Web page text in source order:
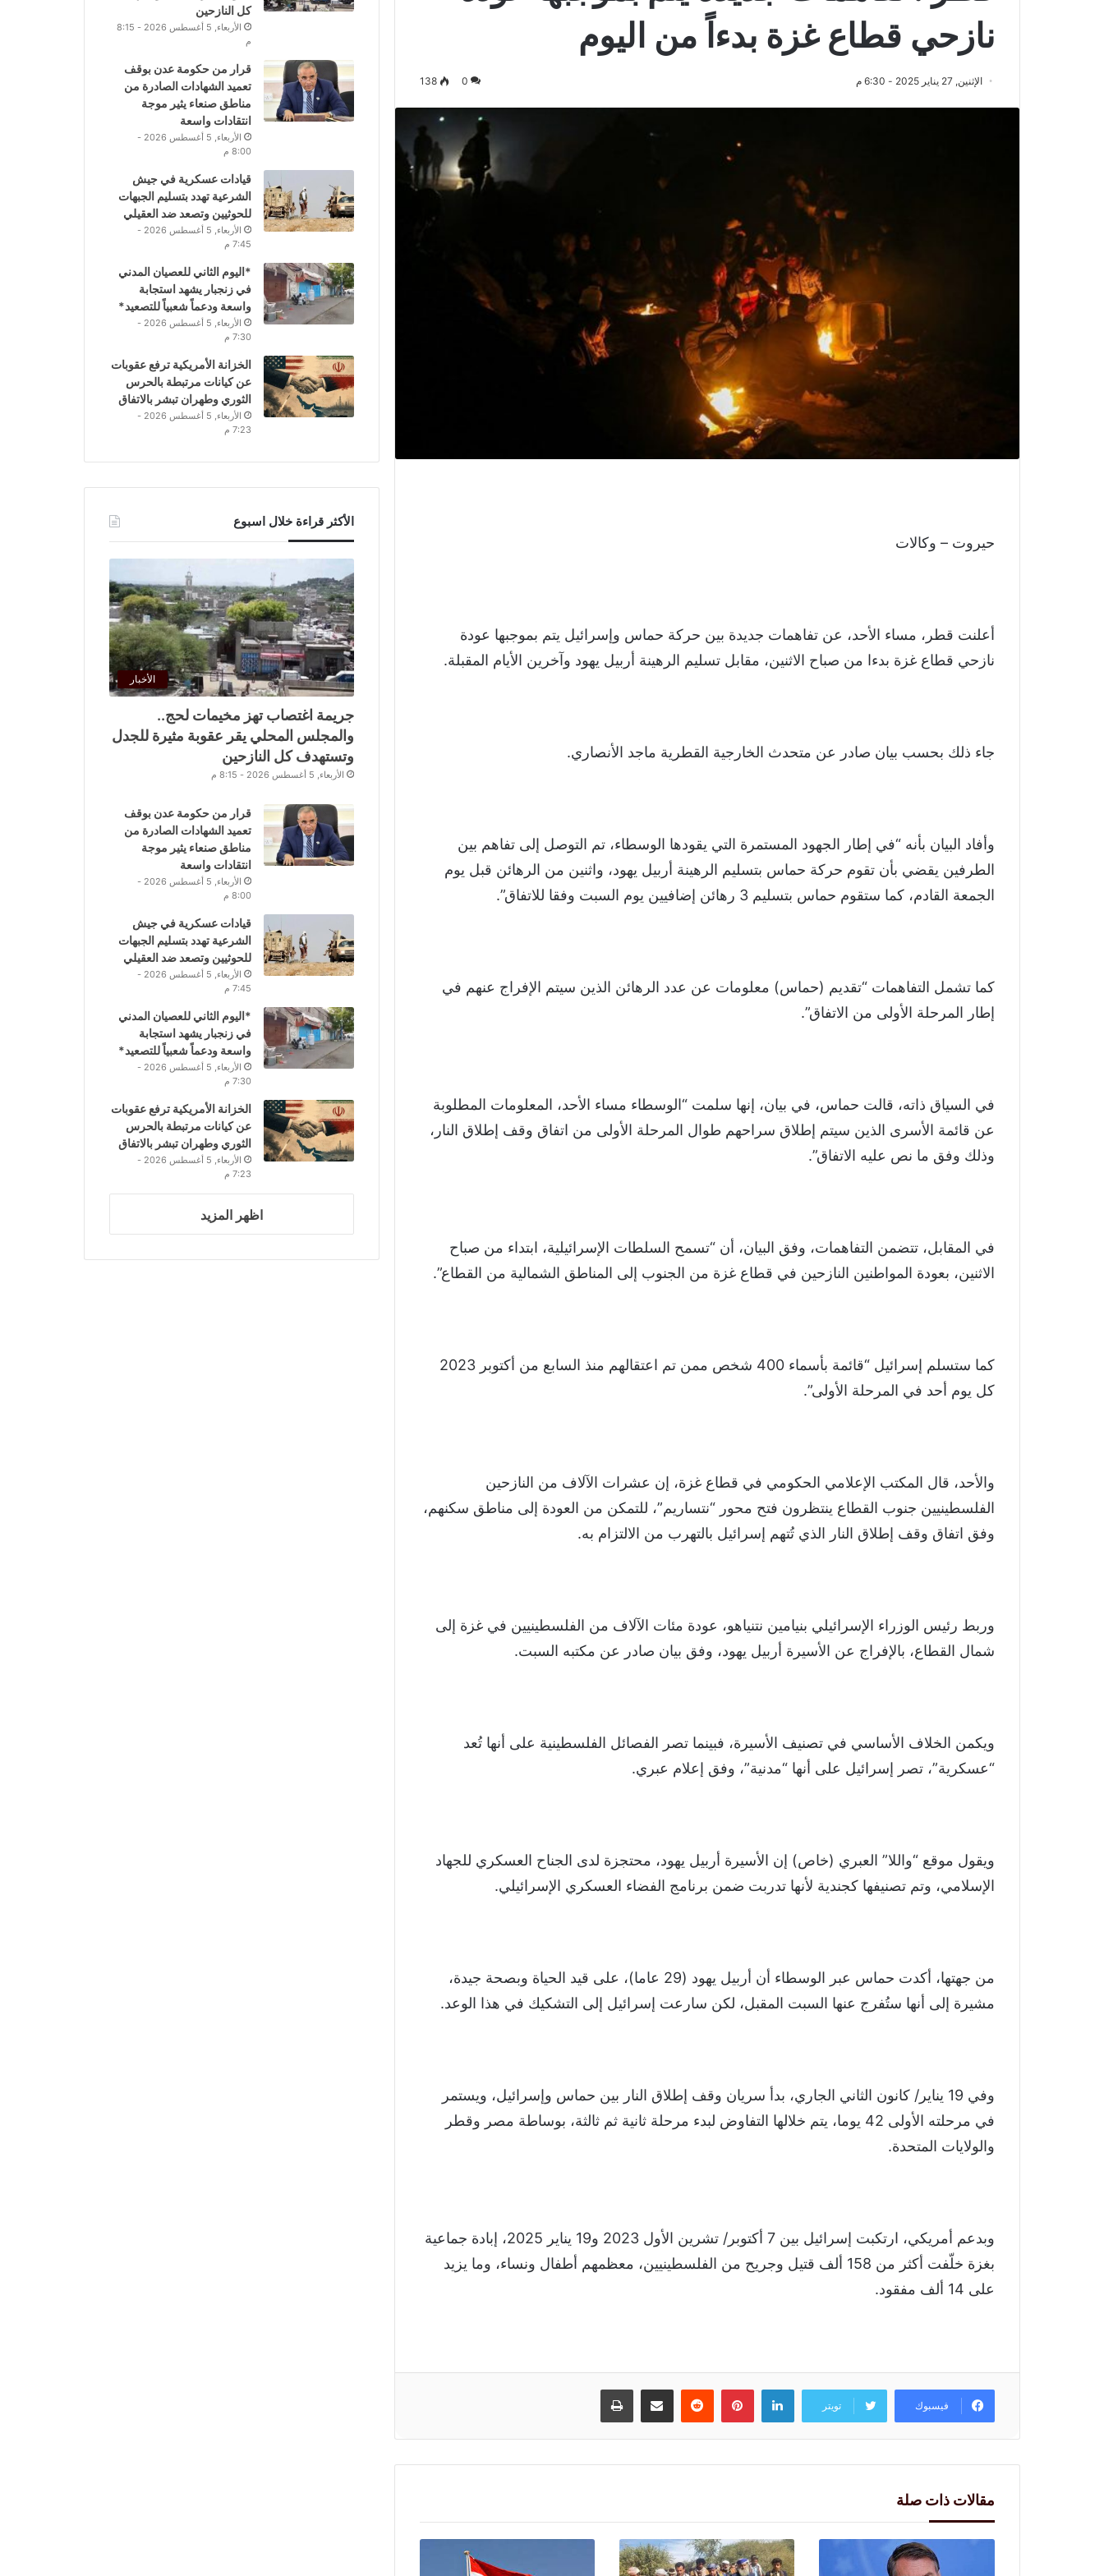
نازحي قطاع غزة بدءاً من اليوم
الإثنين, 27 يناير 2025 - 6:30 م 0
138
حيروت – وكالات
أعلنت قطر، مساء الأحد، عن تفاهمات جديدة بين حركة حماس وإسرائيل يتم بموجبها عودة
نازحي قطاع غزة بدءا من صباح الاثنين، مقابل تسليم الرهينة أربيل يهود وآخرين الأيام المقبلة.
جاء ذلك بحسب بيان صادر عن متحدث الخارجية القطرية ماجد الأنصاري.
وأفاد البيان بأنه “في إطار الجهود المستمرة التي يقودها الوسطاء، تم التوصل إلى تفاهم بين
الطرفين يقضي بأن تقوم حركة حماس بتسليم الرهينة أربيل يهود، واثنين من الرهائن قبل يوم
الجمعة القادم، كما ستقوم حماس بتسليم 3 رهائن إضافيين يوم السبت وفقا للاتفاق”.
كما تشمل التفاهمات “تقديم (حماس) معلومات عن عدد الرهائن الذين سيتم الإفراج عنهم في
إطار المرحلة الأولى من الاتفاق”.
في السياق ذاته، قالت حماس، في بيان، إنها سلمت “الوسطاء مساء الأحد، المعلومات المطلوبة
عن قائمة الأسرى الذين سيتم إطلاق سراحهم طوال المرحلة الأولى من اتفاق وقف إطلاق النار،
وذلك وفق ما نص عليه الاتفاق”.
‏في المقابل، تتضمن التفاهمات، وفق البيان، أن “تسمح السلطات الإسرائيلية، ابتداء من صباح
الاثنين، بعودة المواطنين النازحين في قطاع غزة من الجنوب إلى المناطق الشمالية من القطاع”.
كما ستسلم إسرائيل “قائمة بأسماء 400 شخص ممن تم اعتقالهم منذ السابع من أكتوبر 2023
كل يوم أحد في المرحلة الأولى”.
والأحد، قال المكتب الإعلامي الحكومي في قطاع غزة، إن عشرات الآلاف من النازحين
الفلسطينيين جنوب القطاع ينتظرون فتح محور “نتساريم”، للتمكن من العودة إلى مناطق سكنهم،
وفق اتفاق وقف إطلاق النار الذي تُتهم إسرائيل بالتهرب من الالتزام به.
وربط رئيس الوزراء الإسرائيلي بنيامين نتنياهو، عودة مئات الآلاف من الفلسطينيين في غزة إلى
شمال القطاع، بالإفراج عن الأسيرة أربيل يهود، وفق بيان صادر عن مكتبه السبت.
ويكمن الخلاف الأساسي في تصنيف الأسيرة، فبينما تصر الفصائل الفلسطينية على أنها تُعد
“عسكرية”، تصر إسرائيل على أنها “مدنية”، وفق إعلام عبري.
ويقول موقع “واللا” العبري (خاص) إن الأسيرة أربيل يهود، محتجزة لدى الجناح العسكري للجهاد
الإسلامي، وتم تصنيفها كجندية لأنها تدربت ضمن برنامج الفضاء العسكري الإسرائيلي.
من جهتها، أكدت حماس عبر الوسطاء أن أربيل يهود (29 عاما)، على قيد الحياة وبصحة جيدة،
مشيرة إلى أنها ستُفرج عنها السبت المقبل، لكن سارعت إسرائيل إلى التشكيك في هذا الوعد.
وفي 19 يناير/ كانون الثاني الجاري، بدأ سريان وقف إطلاق النار بين حماس وإسرائيل، ويستمر
في مرحلته الأولى 42 يوما، يتم خلالها التفاوض لبدء مرحلة ثانية ثم ثالثة، بوساطة مصر وقطر
والولايات المتحدة.
وبدعم أمريكي، ارتكبت إسرائيل بين 7 أكتوبر/ تشرين الأول 2023 و19 يناير 2025، إبادة جماعية
بغزة خلّفت أكثر من 158 ألف قتيل وجريح من الفلسطينيين، معظمهم أطفال ونساء، وما يزيد
على 14 ألف مفقود.
فيسبوك تويتر
لينكدإنبينتيريست
‏Reddit مشاركة عبر البريد طباعة
مقالات ذات صلة
كل النازحين
الأربعاء, 5 أغسطس 2026 - 8:15
م
قرار من حكومة عدن بوقف
تعميد الشهادات الصادرة من
مناطق صنعاء يثير موجة
انتقادات واسعة
الأربعاء, 5 أغسطس 2026 -
8:00 م
قيادات عسكرية في جيش
الشرعية تهدد بتسليم الجبهات
للحوثيين وتصعد ضد العقيلي
الأربعاء, 5 أغسطس 2026 -
7:45 م
*اليوم الثاني للعصيان المدني
في زنجبار يشهد استجابة
واسعة ودعماً شعبياً للتصعيد*
الأربعاء, 5 أغسطس 2026 -
7:30 م
الخزانة الأمريكية ترفع عقوبات
عن كيانات مرتبطة بالحرس
الثوري وطهران تبشر بالاتفاق
الأربعاء, 5 أغسطس 2026 -
7:23 م
الأكثر قراءة خلال اسبوع
الأخبار
جريمة اغتصاب تهز مخيمات لحج..
والمجلس المحلي يقر عقوبة مثيرة للجدل
وتستهدف كل النازحين
الأربعاء, 5 أغسطس 2026 - 8:15 م
قرار من حكومة عدن بوقف
تعميد الشهادات الصادرة من
مناطق صنعاء يثير موجة
انتقادات واسعة
الأربعاء, 5 أغسطس 2026 -
8:00 م
قيادات عسكرية في جيش
الشرعية تهدد بتسليم الجبهات
للحوثيين وتصعد ضد العقيلي
الأربعاء, 5 أغسطس 2026 -
7:45 م
*اليوم الثاني للعصيان المدني
في زنجبار يشهد استجابة
واسعة ودعماً شعبياً للتصعيد*
الأربعاء, 5 أغسطس 2026 -
7:30 م
الخزانة الأمريكية ترفع عقوبات
عن كيانات مرتبطة بالحرس
الثوري وطهران تبشر بالاتفاق
الأربعاء, 5 أغسطس 2026 -
7:23 م
اظهر المزيد